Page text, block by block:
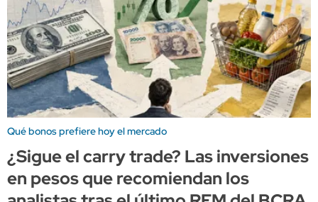
Qué bonos prefiere hoy el mercado
¿Sigue el carry trade? Las inversiones
en pesos que recomiendan los